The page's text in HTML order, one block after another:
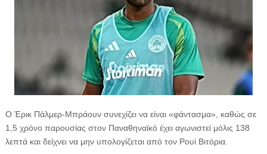
Ο Έρικ Πάλμερ-Μπράουν συνεχίζει να είναι «φάντασμα», καθώς σε
1,5 χρόνο παρουσίας στον Παναθηναϊκό έχει αγωνιστεί μόλις 138
λεπτά και δείχνει να μην υπολογίζεται από τον Ρουί Βιτόρια.